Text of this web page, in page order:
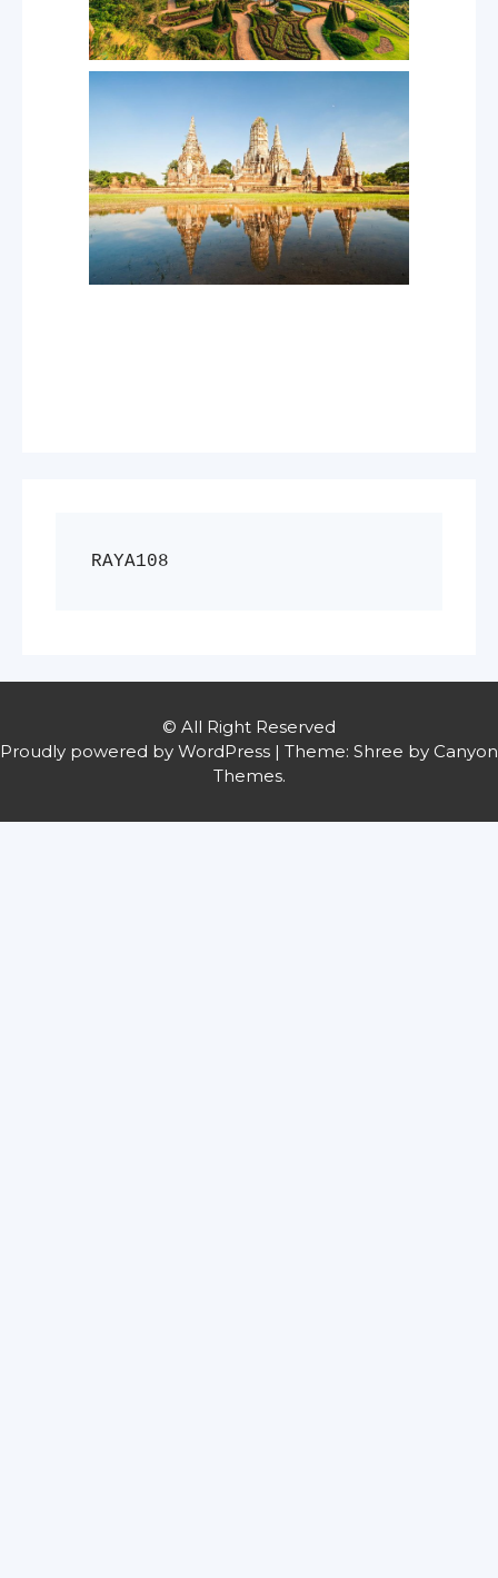
RAYA108
© All Right Reserved
Proudly powered by WordPress | Theme: Shree by Canyon
Themes.